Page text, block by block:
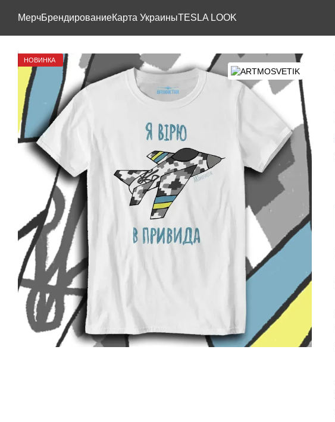
МерчБрендированиеКарта УкраиныTESLA LOOK
НОВИНКА